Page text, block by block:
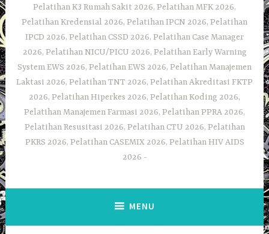
Pelatihan K3 Rumah Sakit 2026, Pelatihan MFK 2026,
Pelatihan Kredensial 2026, Pelatihan IPCN 2026, Pelatihan
IPCD 2026, Pelatihan CSSD 2026, Pelatihan Case Manager
2026, Pelatihan NICU/PICU 2026, Pelatihan Early Warning
System EWS 2026, Pelatihan EWS 2026, Pelatihan Manajemen
Laktasi 2026, Pelatihan TNT 2026, Pelatihan Akreditasi FKTP
2026, Pelatihan Hiperkes 2026, Pelatihan Koding 2026,
Pelatihan Manajemen Farmasi 2026, Pelatihan PPRA 2026,
Pelatihan Resusitasi 2026, Pelatihan CTU 2026, Pelatihan
PKRS 2026, Pelatihan CASEMIX 2026, Pelatihan HIV AIDS
2026
MENU